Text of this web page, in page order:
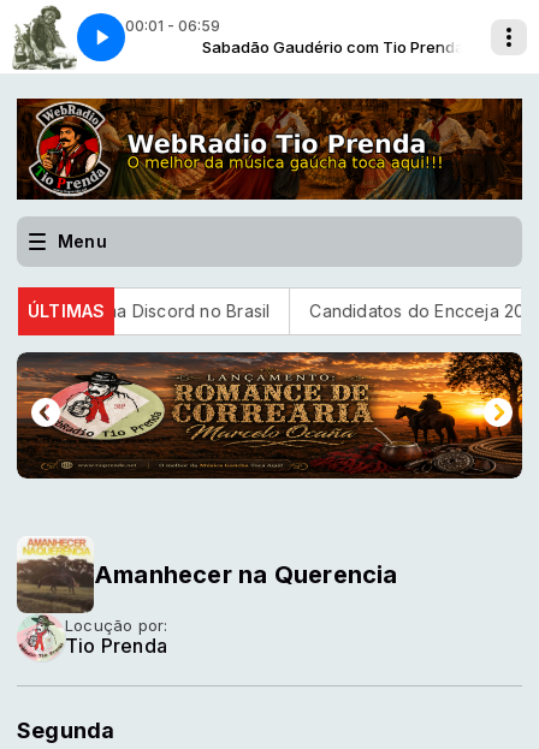
00:01 - 06:59
Tio Prenda Sabadão Gaudério com Tio Prenda
e Carlos Magrão Lago Verde e Azul - Osvaldir e Carlos Magrão
Menu
ÚLTIMAS
plataforma Discord no Brasil Candidatos do Encceja
Amanhecer na Querencia
Locução por:
Tio Prenda
Segunda